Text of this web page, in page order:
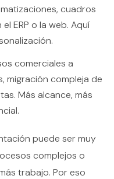
cuadros
ERP o la web. Aquí
comerciales a
migración compleja de
Más alcance, más
puede ser muy
complejos o
trabajo. Por eso